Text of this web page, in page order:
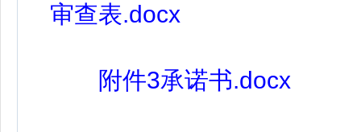
审查表.docx
附件3承诺书.docx